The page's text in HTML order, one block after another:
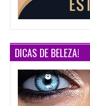
DICAS DE BELEZA!